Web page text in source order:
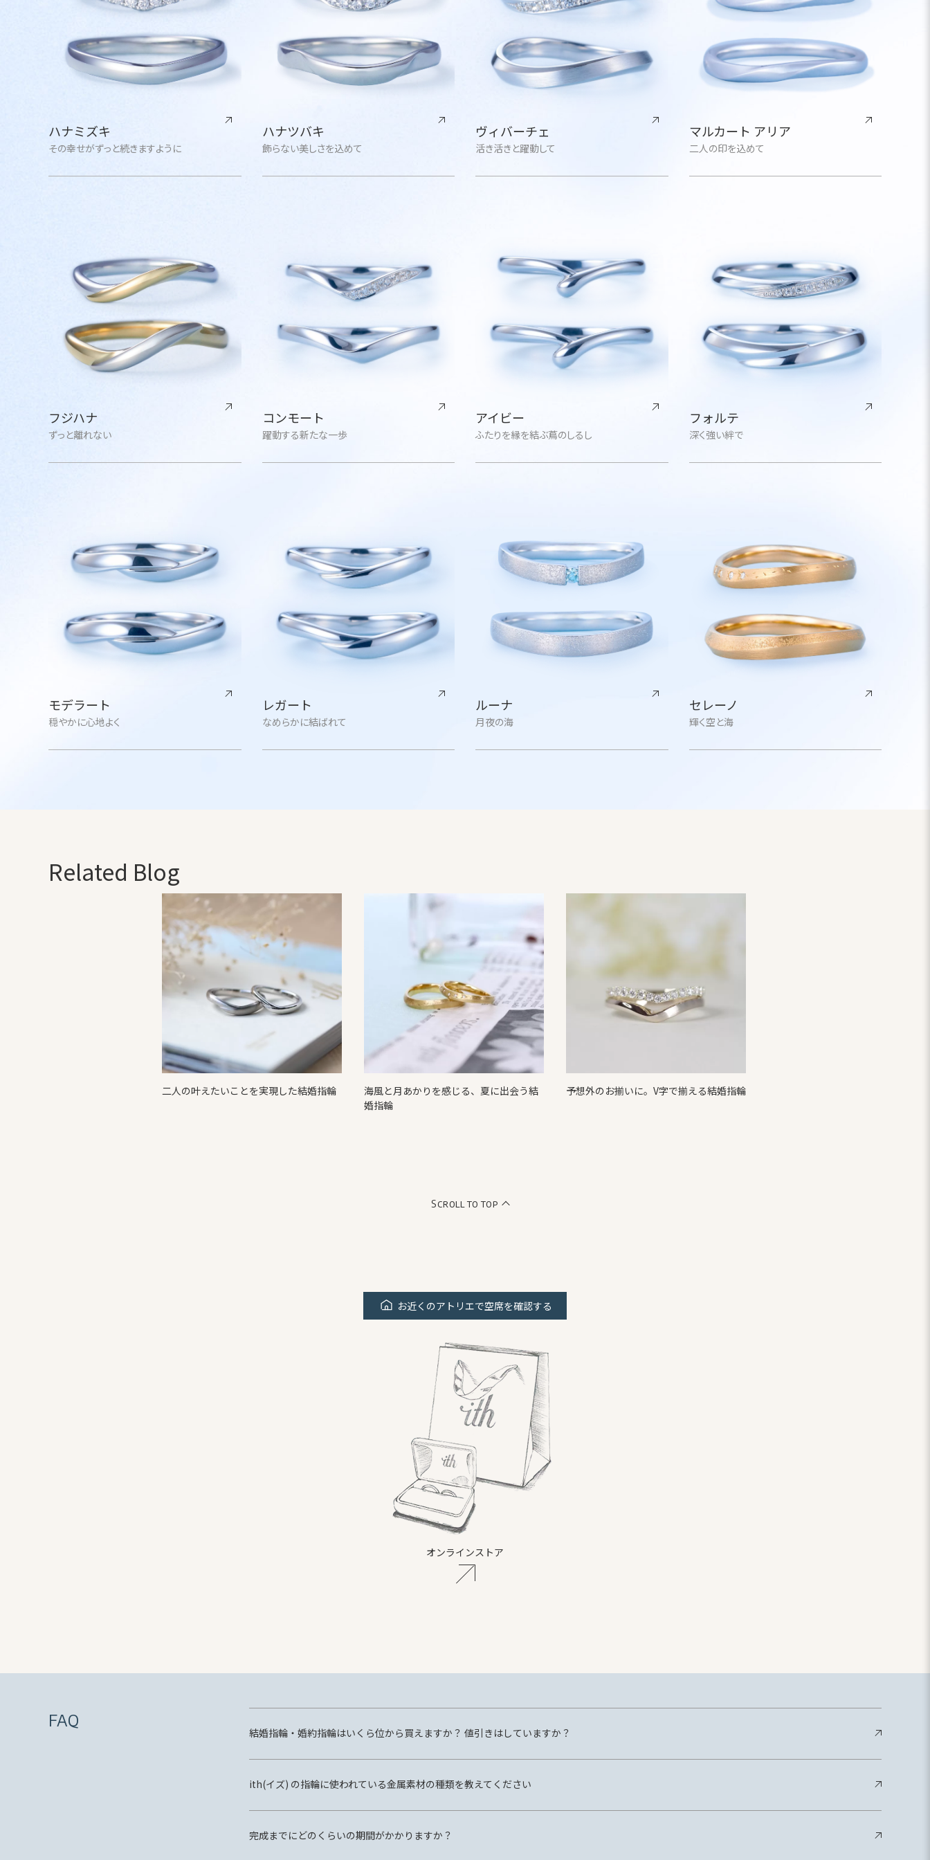
ハナミズキ
その幸せがずっと続きますように
ハナツバキ
飾らない美しさを込めて
ヴィバーチェ
活き活きと躍動して
マルカート アリア
二人の印を込めて
フジハナ
ずっと離れない
コンモート
躍動する新たな一歩
アイビー
ふたりを縁を結ぶ蔦のしるし
フォルテ
深く強い絆で
モデラート
穏やかに心地よく
レガート
なめらかに結ばれて
ルーナ
月夜の海
セレーノ
輝く空と海
Related Blog
二人の叶えたいことを実現した結婚指輪
海風と月あかりを感じる、夏に出会う結
婚指輪
予想外のお揃いに。V字で揃える結婚指輪
Scroll to top
お近くのアトリエで空席を確認する
オンラインストア
FAQ
結婚指輪・婚約指輪はいくら位から買えますか？ 値引きはしていますか？
ith(イズ) の指輪に使われている金属素材の種類を教えてください
完成までにどのくらいの期間がかかりますか？